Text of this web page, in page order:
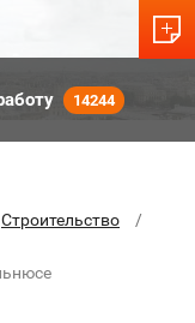
14244
Строительство